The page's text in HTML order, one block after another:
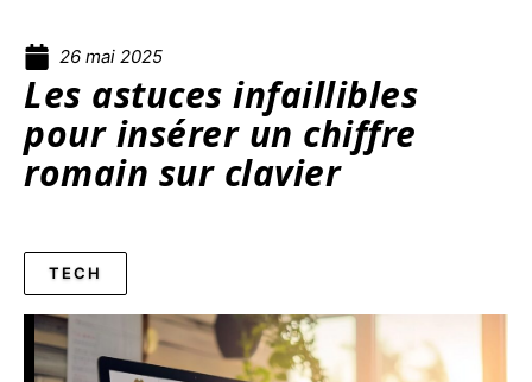
26 mai 2025
Les astuces infaillibles
pour insérer un chiffre
romain sur clavier
TECH